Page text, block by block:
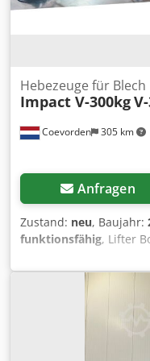
Coevorden 305 km
Hebezeuge für Blech
Impact V-300kg
Anfragen
Zustand: neu, Baujahr:
funktionsfähig, Lifter
Laserschneidanlagen.
befindet sich in der
am Vakuumheber
Ständiger
Akku betrieben und
kg. Sicherer Betrieb.